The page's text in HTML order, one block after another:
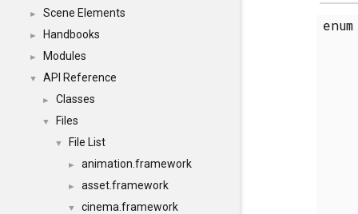
► Scene Elements
► Handbooks
► Modules
▼ API Reference
► Classes
▼ Files
▼ File List
► animation.framework
► asset.framework
▼ cinema.framework